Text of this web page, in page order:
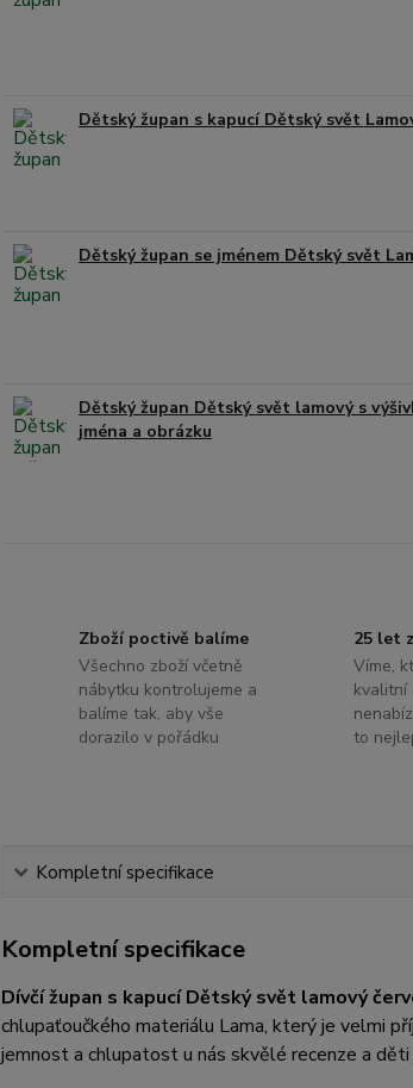
Dětský župan s kapucí Dětský svět
Dětský župan se jménem Dětský svět
Dětský župan Dětský svět lamový s
jména a obrázku
Zboží poctivě balíme
Všechno zboží včetně
nábytku kontrolujeme a
balíme tak, aby vše
dorazilo v pořádku
25 let
Víme,
kvalitní
to
Kompletní specifikace
Kompletní specifikace
Dívčí župan s kapucí Dětský svět lamový
chlupaťoučkého materiálu Lama, který je velmi
jemnost a chlupatost u nás skvělé recenze a děti